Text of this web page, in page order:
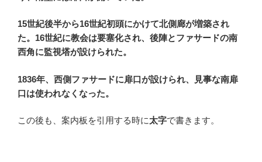
15世紀後半から16世紀初頭にかけて北側廊が増築され
た。16世紀に教会は要塞化され、後陣とファサードの南
西角に監視塔が設けられた。
1836年、西側ファサードに扉口が設けられ、見事な南扉
口は使われなくなった。
この後も、案内板を引用する時に太字で書きます。